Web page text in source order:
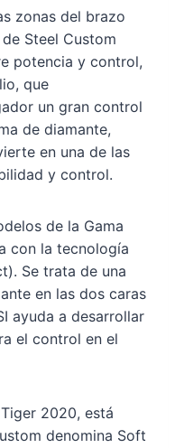
zonas del brazo
Steel Custom
potencia y control,
que
un gran control
de diamante,
en una de las
y control.
de la Gama
con la tecnología
Se trata de una
en las dos caras
ayuda a desarrollar
el control en el
2020, está
denomina Soft